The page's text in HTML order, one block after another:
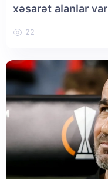
xəsarət alanlar var
22